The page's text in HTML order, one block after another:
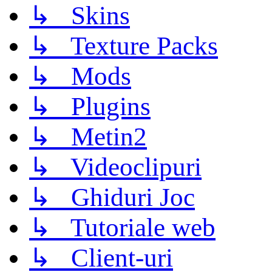
↳ Skins
↳ Texture Packs
↳ Mods
↳ Plugins
↳ Metin2
↳ Videoclipuri
↳ Ghiduri Joc
↳ Tutoriale web
↳ Client-uri